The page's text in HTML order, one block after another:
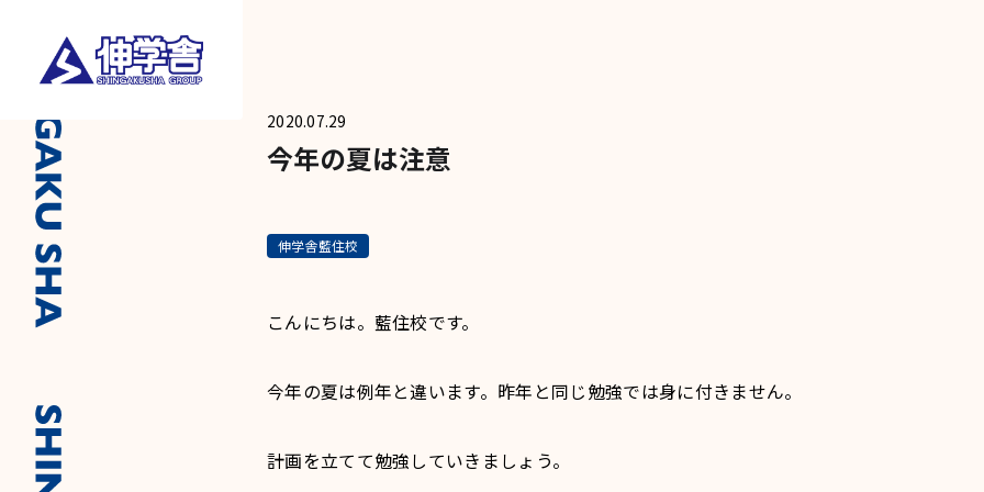
2020.07.29
今年の夏は注意
伸学舎藍住校
こんにちは。藍住校です。
今年の夏は例年と違います。昨年と同じ勉強では身に付きません。
計画を立てて勉強していきましょう。